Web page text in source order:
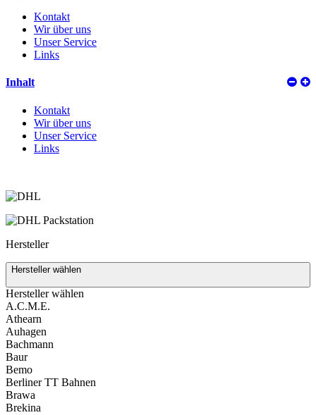
Kontakt
Wir über uns
Unser Service
Links
Inhalt
Kontakt
Wir über uns
Unser Service
Links
Hersteller
Hersteller wählen
Hersteller wählen
A.C.M.E.
Athearn
Auhagen
Bachmann
Baur
Bemo
Berliner TT Bahnen
Brawa
Brekina